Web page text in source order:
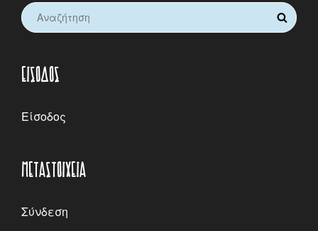
Search
for:
SEARCH
ΕΊΣΟΔΟΣ
Είσοδος
ΜΕΤΑΣΤΟΙΧΕΊΑ
Σύνδεση